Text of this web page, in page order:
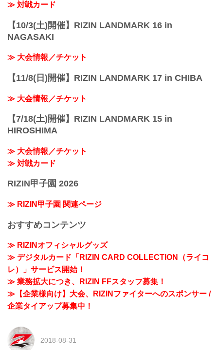
≫ 対戦カード
【10/3(土)開催】RIZIN LANDMARK 16 in
NAGASAKI
≫ 大会情報／チケット
【11/8(日)開催】RIZIN LANDMARK 17 in CHIBA
≫ 大会情報／チケット
【7/18(土)開催】RIZIN LANDMARK 15 in
HIROSHIMA
≫ 大会情報／チケット
≫ 対戦カード
RIZIN甲子園 2026
≫ RIZIN甲子園 関連ページ
おすすめコンテンツ
≫ RIZINオフィシャルグッズ
≫ デジタルカード「RIZIN CARD COLLECTION（ライコ
レ）」サービス開始！
≫ 業務拡大につき、RIZIN FFスタッフ募集！
≫【企業様向け】大会、RIZINファイターへのスポンサー /
企業タイアップ募集中！
2018-08-31